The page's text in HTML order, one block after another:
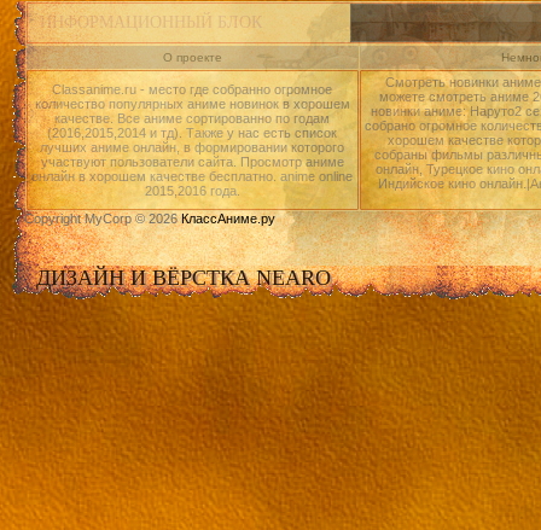
ИНФОРМАЦИОННЫЙ БЛОК
О проекте
Classanime.ru - место где собранно огромное
количество популярных аниме новинок в хорошем
качестве. Все аниме сортированно по годам
(2016,2015,2014 и тд). Также у нас есть список
лучших аниме онлайн, в формировании которого
участвуют пользователи сайта. Просмотр аниме
онлайн в хорошем качестве бесплатно. anime online
2015,2016 года.
Смотреть новинки
можете смотреть аниме
новинки аниме: Наруто2
собрано огромное
хорошем качестве
собраны фильмы
онлайн, Турецкое кино
Индийское кино
Copyright MyCorp © 2026КлассАниме.ру
ДИЗАЙН И ВЁРСТКА NEARO